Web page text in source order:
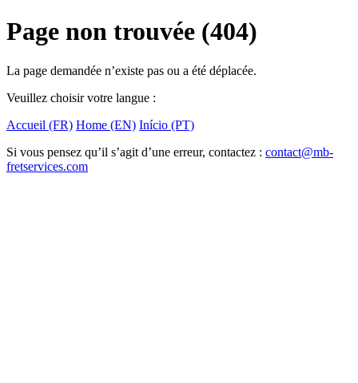
Page non trouvée (404)
La page demandée n’existe pas ou a été déplacée.
Veuillez choisir votre langue :
Accueil (FR) Home (EN) Início (PT)
Si vous pensez qu’il s’agit d’une erreur, contactez : contact@mb-
fretservices.com